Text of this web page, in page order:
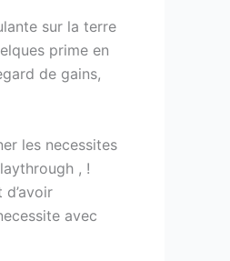
sur la terre
prime en
de gains,
les necessites
, !
avec